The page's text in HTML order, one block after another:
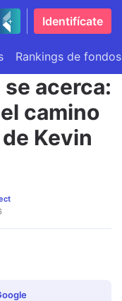
Identifícate
Rankings de fondos
se acerca:
camino
Kevin